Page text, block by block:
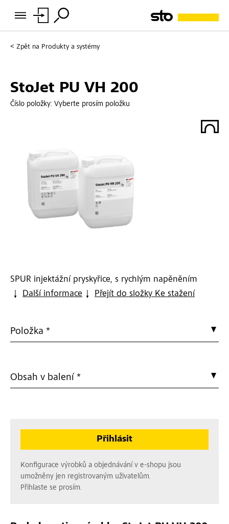
Zpět na Produkty a systémy
StoJet PU VH 200
Číslo položky: Vyberte prosím položku
SPUR injektážní pryskyřice, s rychlým napěněním
Další informace
Přejít do složky Ke stažení
Položka *
Obsah v balení *
Přihlásit
Konfigurace výrobků a objednávání v e-shopu jsou
umožněny jen registrovaným uživatelům.
Přihlaste se prosím.